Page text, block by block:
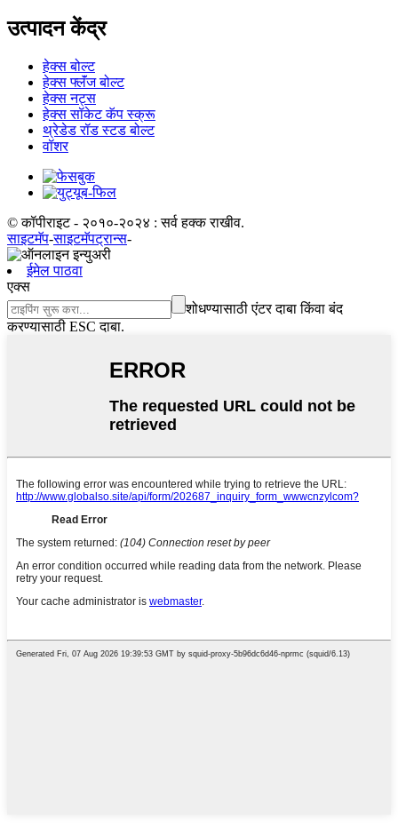
उत्पादन केंद्र
हेक्स बोल्ट
हेक्स फ्लॅंज बोल्ट
हेक्स नट्स
हेक्स सॉकेट कॅप स्क्रू
थ्रेडेड रॉड स्टड बोल्ट
वॉशर
© कॉपीराइट - २०१०-२०२४ : सर्व हक्क राखीव.
साइटमॅप-साइटमॅपट्रान्स-
ईमेल पाठवा
एक्स
शोधण्यासाठी एंटर दाबा किंवा बंद
करण्यासाठी ESC दाबा.